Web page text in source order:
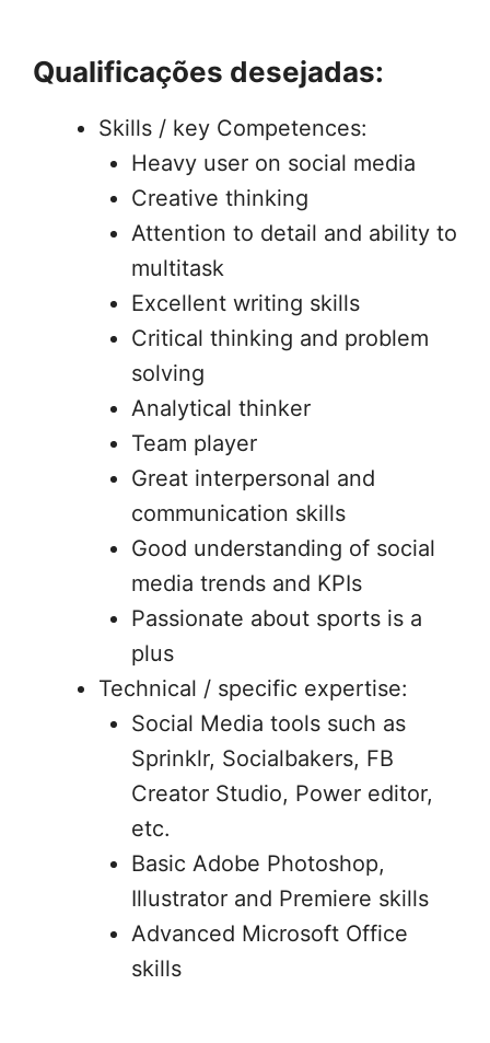
Qualificações desejadas:
Skills / key Competences:
Heavy user on social media
Creative thinking
Attention to detail and ability to
multitask
Excellent writing skills
Critical thinking and problem
solving
Analytical thinker
Team player
Great interpersonal and
communication skills
Good understanding of social
media trends and KPIs
Passionate about sports is a
plus
Technical / specific expertise:
Social Media tools such as
Sprinklr, Socialbakers, FB
Creator Studio, Power editor,
etc.
Basic Adobe Photoshop,
Illustrator and Premiere skills
Advanced Microsoft Office
skills